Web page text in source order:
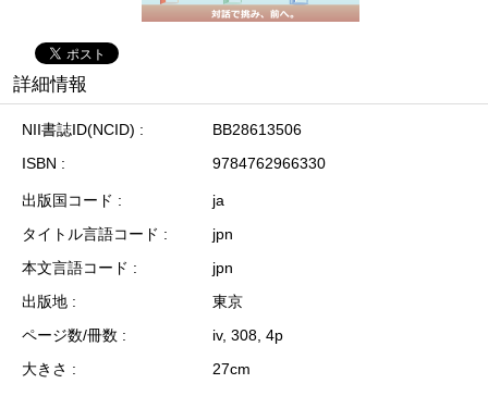
詳細情報
NII書誌ID(NCID)
BB28613506
ISBN
9784762966330
出版国コード
ja
タイトル言語コード
jpn
本文言語コード
jpn
出版地
東京
ページ数/冊数
iv, 308, 4p
大きさ
27cm